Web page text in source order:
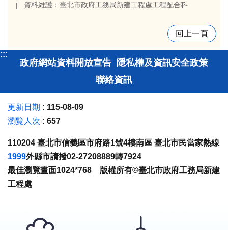
資料維護：臺北市政府工務局新建工程處工程配合科
回上一頁
:::
政府網站資料開放宣告 隱私權及資訊安全政策
聯絡資訊
更新日期
115-08-09
瀏覽人次
657
110204 臺北市信義區市府路1號4樓南區 臺北市民當家熱線
1999外縣市請撥02-27208889轉7924
最佳瀏覽畫面1024*768 版權所有©臺北市政府工務局新建
工程處